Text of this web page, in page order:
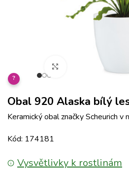
Klikněte pro zvětšení
?
Obal 920 Alaska bílý
Keramický obal značky Scheurich v
Kód: 174181
Vysvětlivky k rostlinám